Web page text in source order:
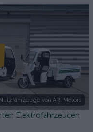
von ARI Motors
Elektrofahrzeugen